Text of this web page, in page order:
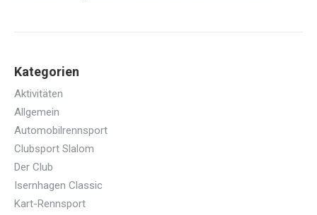
Kategorien
Aktivitäten
Allgemein
Automobilrennsport
Clubsport Slalom
Der Club
Isernhagen Classic
Kart-Rennsport